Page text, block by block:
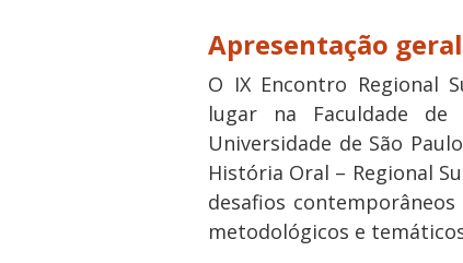
Apresentação geral
O IX Encontro Regional
lugar na Faculdade de
Universidade de São
História Oral – Regional
desafios
metodológicos e